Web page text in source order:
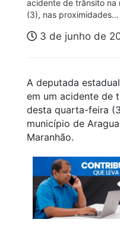
acidente de trânsito
(3), nas
3 de junho de
A deputada
em um acidente de
desta quarta-feira
município de
Maranhão.